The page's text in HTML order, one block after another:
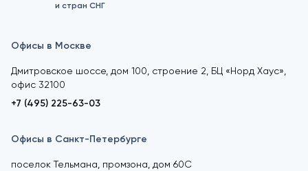
и стран СНГ
Офисы в Москве
Дмитровское шоссе, дом 100, строение 2, БЦ «Норд Хаус»,
офис 32100
+7 (495) 225-63-03
Офисы в Санкт-Петербурге
поселок Тельмана, промзона, дом 60С